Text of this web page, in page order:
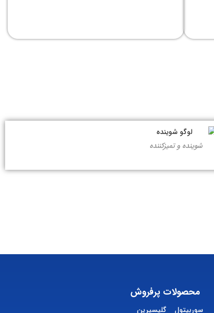
شوینده و تمیزکننده
محصولات پرفروش
سوربیتول گلیسیرین